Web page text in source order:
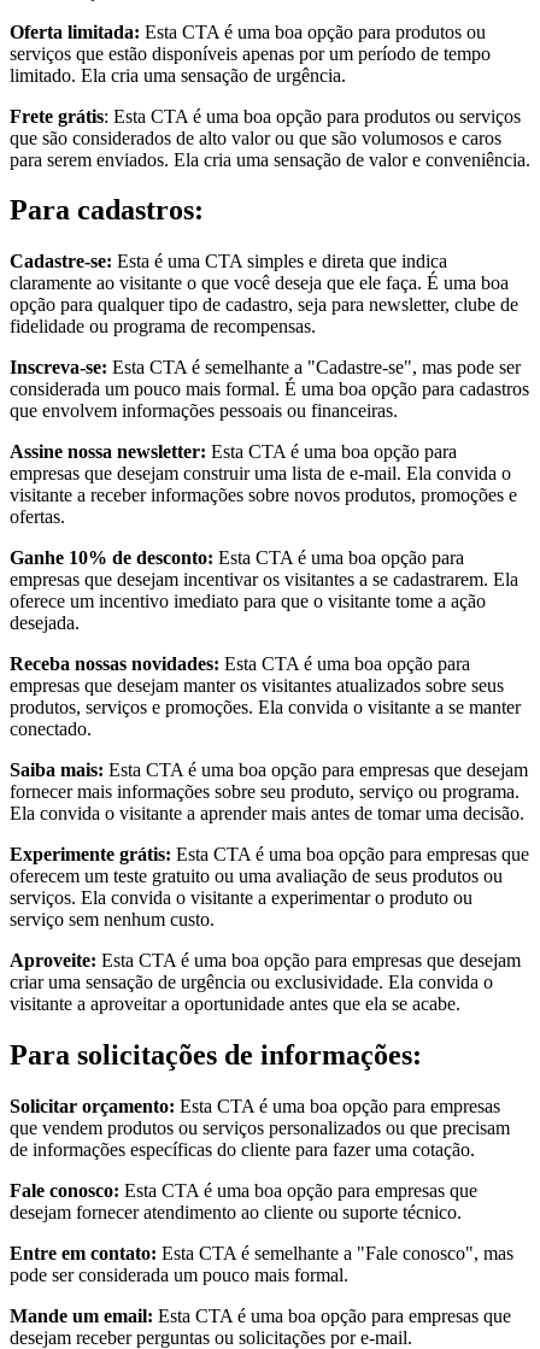
Oferta limitada: Esta CTA é uma boa opção para produtos ou
serviços que estão disponíveis apenas por um período de tempo
limitado. Ela cria uma sensação de urgência.
Frete grátis: Esta CTA é uma boa opção para produtos ou serviços
que são considerados de alto valor ou que são volumosos e caros
para serem enviados. Ela cria uma sensação de valor e conveniência.
Para cadastros:
Cadastre-se: Esta é uma CTA simples e direta que indica
claramente ao visitante o que você deseja que ele faça. É uma boa
opção para qualquer tipo de cadastro, seja para newsletter, clube de
fidelidade ou programa de recompensas.
Inscreva-se: Esta CTA é semelhante a "Cadastre-se", mas pode ser
considerada um pouco mais formal. É uma boa opção para cadastros
que envolvem informações pessoais ou financeiras.
Assine nossa newsletter: Esta CTA é uma boa opção para
empresas que desejam construir uma lista de e-mail. Ela convida o
visitante a receber informações sobre novos produtos, promoções e
ofertas.
Ganhe 10% de desconto: Esta CTA é uma boa opção para
empresas que desejam incentivar os visitantes a se cadastrarem. Ela
oferece um incentivo imediato para que o visitante tome a ação
desejada.
Receba nossas novidades: Esta CTA é uma boa opção para
empresas que desejam manter os visitantes atualizados sobre seus
produtos, serviços e promoções. Ela convida o visitante a se manter
conectado.
Saiba mais: Esta CTA é uma boa opção para empresas que desejam
fornecer mais informações sobre seu produto, serviço ou programa.
Ela convida o visitante a aprender mais antes de tomar uma decisão.
Experimente grátis: Esta CTA é uma boa opção para empresas que
oferecem um teste gratuito ou uma avaliação de seus produtos ou
serviços. Ela convida o visitante a experimentar o produto ou
serviço sem nenhum custo.
Aproveite: Esta CTA é uma boa opção para empresas que desejam
criar uma sensação de urgência ou exclusividade. Ela convida o
visitante a aproveitar a oportunidade antes que ela se acabe.
Para solicitações de informações:
Solicitar orçamento: Esta CTA é uma boa opção para empresas
que vendem produtos ou serviços personalizados ou que precisam
de informações específicas do cliente para fazer uma cotação.
Fale conosco: Esta CTA é uma boa opção para empresas que
desejam fornecer atendimento ao cliente ou suporte técnico.
Entre em contato: Esta CTA é semelhante a "Fale conosco", mas
pode ser considerada um pouco mais formal.
Mande um email: Esta CTA é uma boa opção para empresas que
desejam receber perguntas ou solicitações por e-mail.